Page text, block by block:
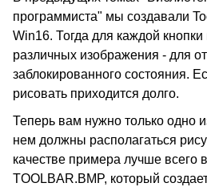
программиста" мы создавали
Win16. Тогда для каждой
различных изображения - для
заблокированного состояния.
рисовать приходится долго.
Теперь вам нужно только одно
нем должны располагаться
качестве примера лучше всего
TOOLBAR.BMP, который